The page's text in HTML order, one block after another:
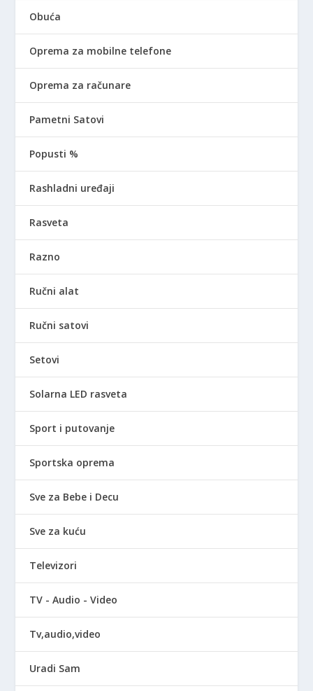
Obuća
Oprema za mobilne telefone
Oprema za računare
Pametni Satovi
Popusti %
Rashladni uređaji
Rasveta
Razno
Ručni alat
Ručni satovi
Setovi
Solarna LED rasveta
Sport i putovanje
Sportska oprema
Sve za Bebe i Decu
Sve za kuću
Televizori
TV - Audio - Video
Tv,audio,video
Uradi Sam